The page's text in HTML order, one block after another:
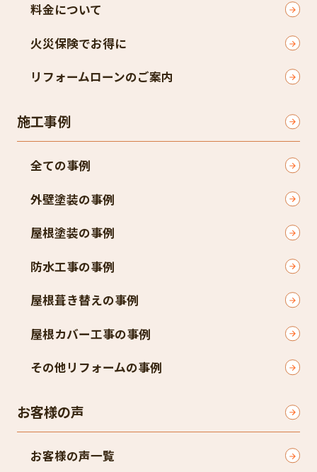
料金について
火災保険でお得に
リフォームローンのご案内
施工事例
全ての事例
外壁塗装の事例
屋根塗装の事例
防水工事の事例
屋根葺き替えの事例
屋根カバー工事の事例
その他リフォームの事例
お客様の声
お客様の声一覧